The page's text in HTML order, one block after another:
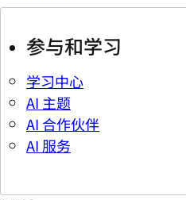
参与和学习
学习中心
AI 主题
AI 合作伙伴
AI 服务